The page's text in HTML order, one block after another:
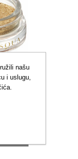
našu
i uslugu,